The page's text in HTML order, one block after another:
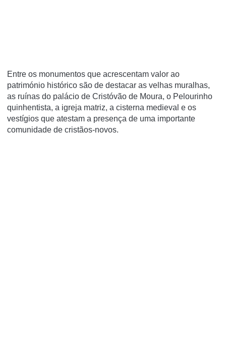
Entre os monumentos que acrescentam valor ao
património histórico são de destacar as velhas muralhas,
as ruínas do palácio de Cristóvão de Moura, o Pelourinho
quinhentista, a igreja matriz, a cisterna medieval e os
vestígios que atestam a presença de uma importante
comunidade de cristãos-novos.